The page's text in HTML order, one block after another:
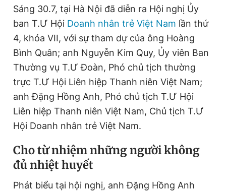
Thông tin tòa soạn Liên hệ quảng cáo
Đọc Thanh Niên trên điện thoại
Hotline
0906 645 777 0908 780 404
Sáng 30.7, tại Hà Nội đã diễn ra Hội nghị Ủy
ban T.Ư Hội Doanh nhân trẻ Việt Nam lần thứ
4, khóa VII, với sự tham dự của ông Hoàng
Bình Quân; anh Nguyễn Kim Quy, Ủy viên Ban
Thường vụ T.Ư Đoàn, Phó chủ tịch thường
trực T.Ư Hội Liên hiệp Thanh niên Việt Nam;
anh Đặng Hồng Anh, Phó chủ tịch T.Ư Hội
Liên hiệp Thanh niên Việt Nam, Chủ tịch T.Ư
Hội Doanh nhân trẻ Việt Nam.
Cho từ nhiệm những người không
đủ nhiệt huyết
Phát biểu tại hội nghị, anh Đặng Hồng Anh